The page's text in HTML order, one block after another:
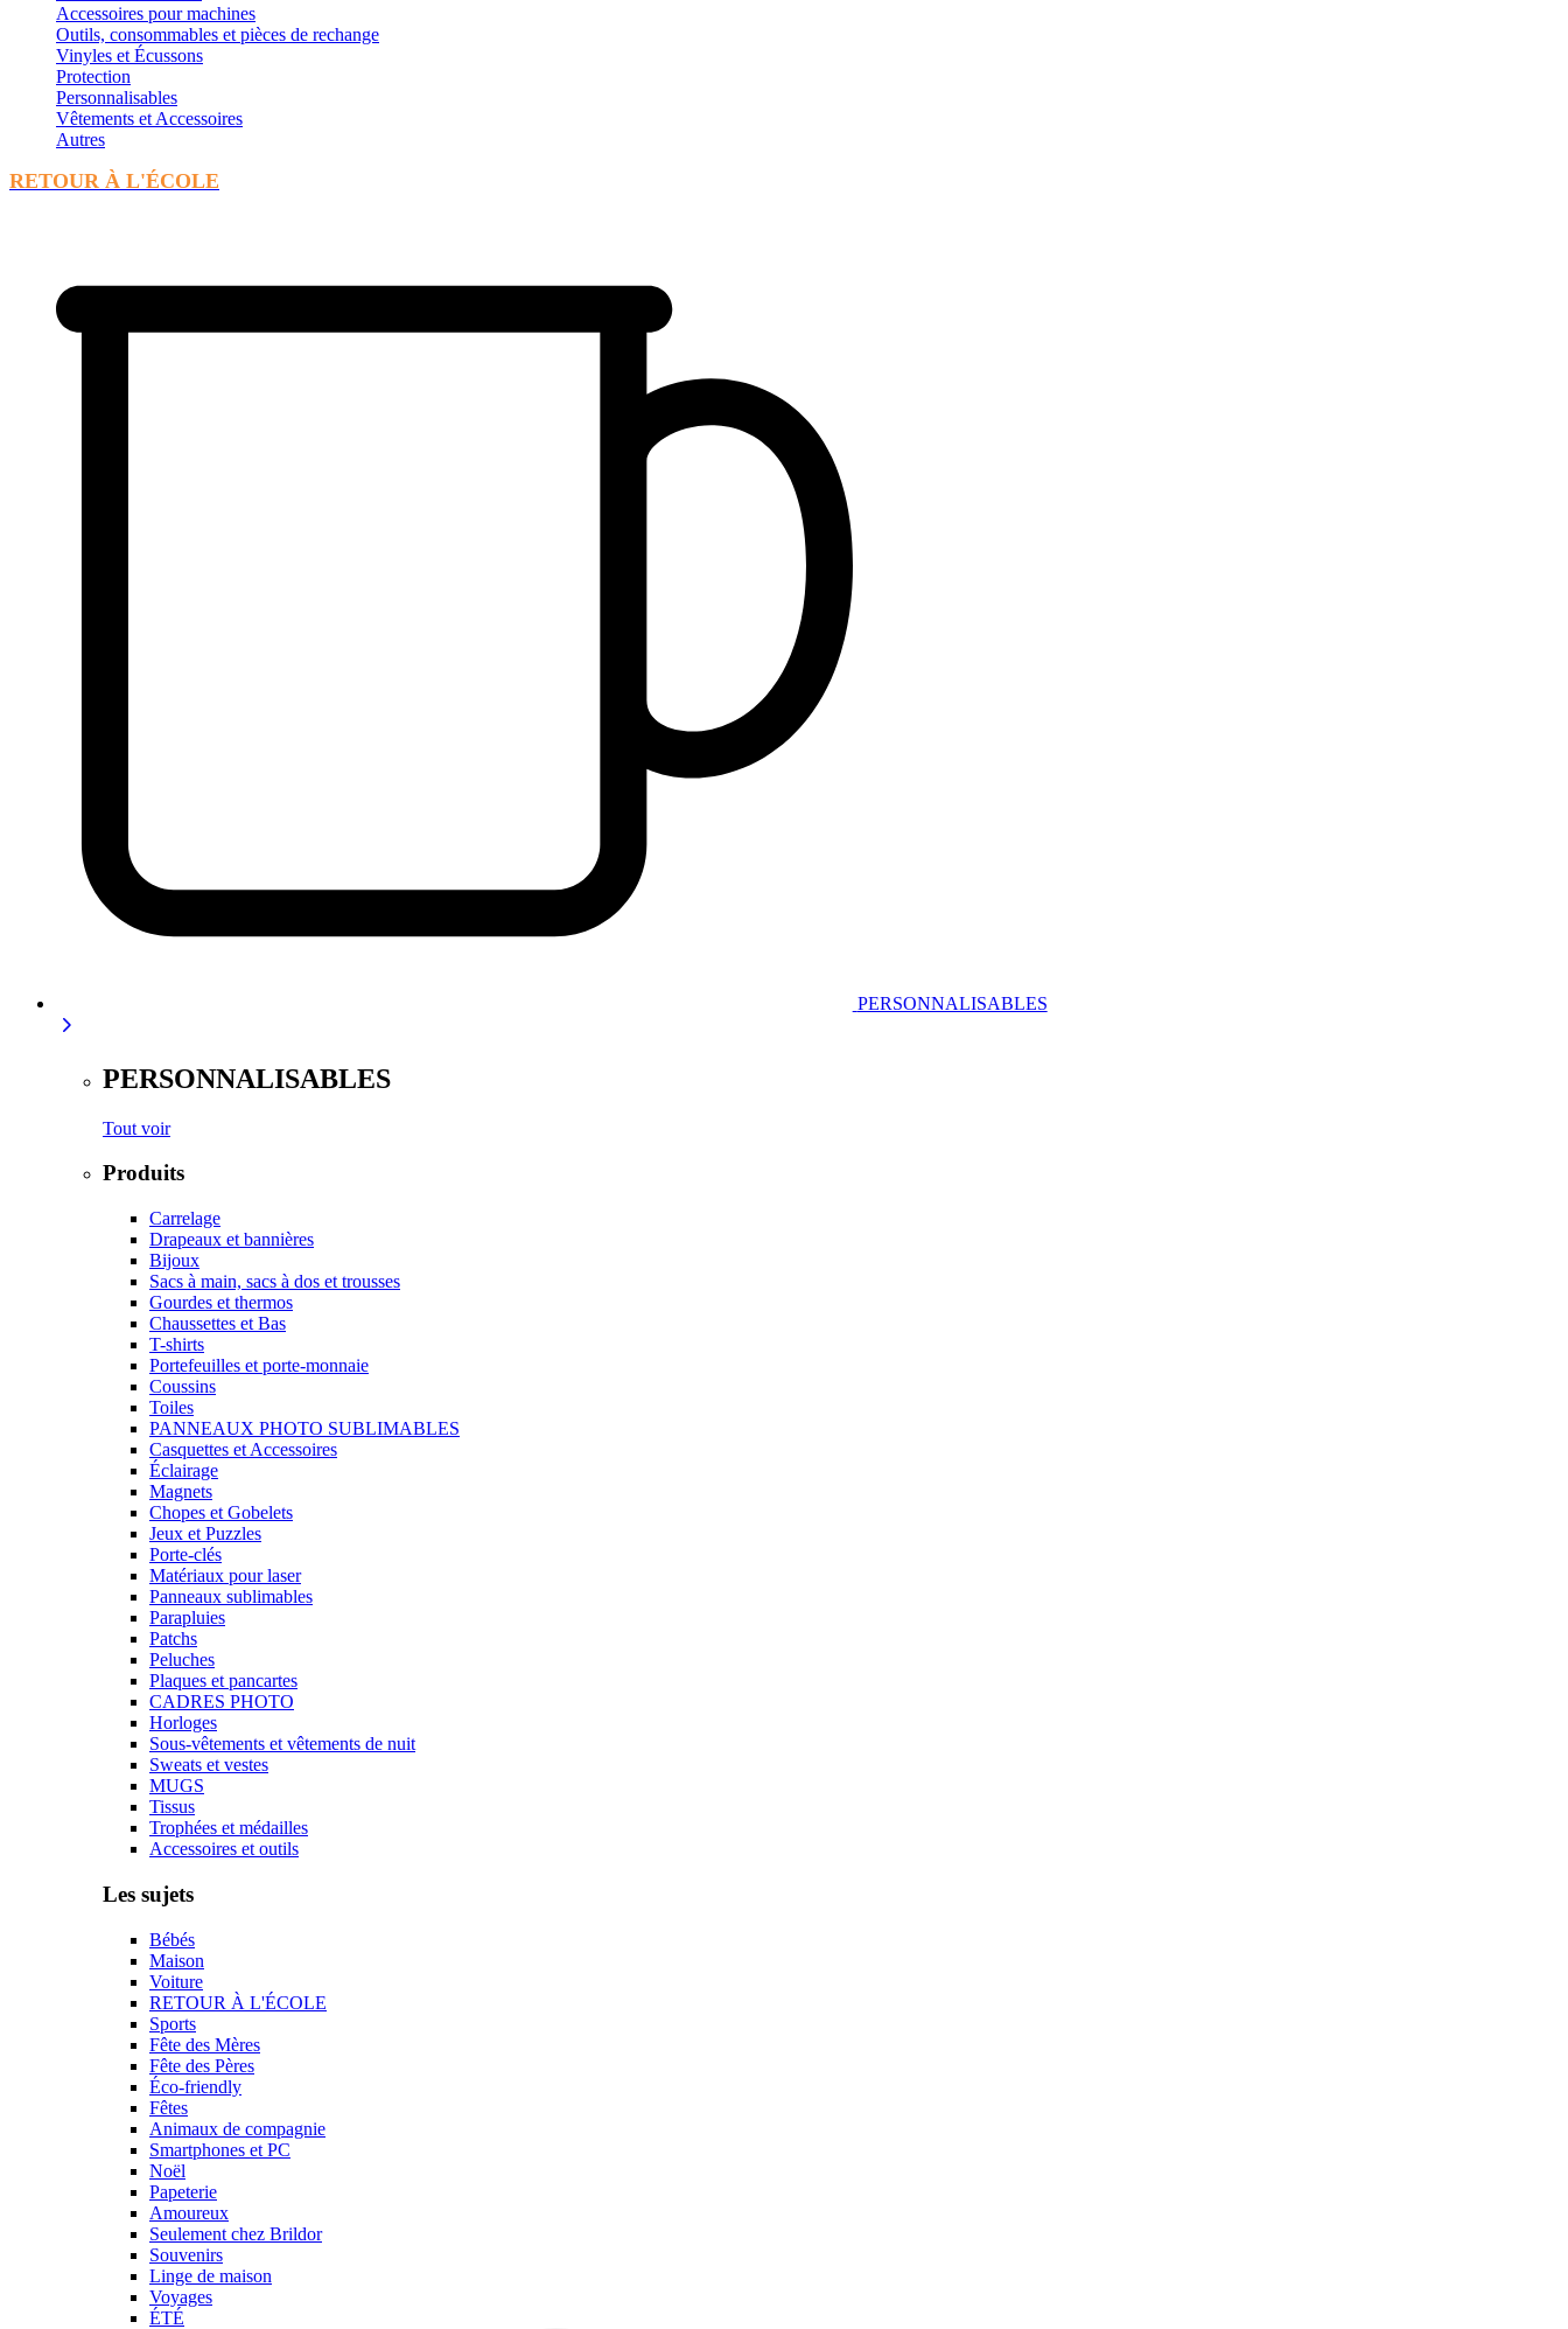
Accessoires pour machines
Outils, consommables et pièces de rechange
Vinyles et Écussons
Protection
Personnalisables
Vêtements et Accessoires
Autres
RETOUR À L'ÉCOLE
PERSONNALISABLES
PERSONNALISABLES
Tout voir
Produits
Carrelage
Drapeaux et bannières
Bijoux
Sacs à main, sacs à dos et trousses
Gourdes et thermos
Chaussettes et Bas
T-shirts
Portefeuilles et porte-monnaie
Coussins
Toiles
PANNEAUX PHOTO SUBLIMABLES
Casquettes et Accessoires
Éclairage
Magnets
Chopes et Gobelets
Jeux et Puzzles
Porte-clés
Matériaux pour laser
Panneaux sublimables
Parapluies
Patchs
Peluches
Plaques et pancartes
CADRES PHOTO
Horloges
Sous-vêtements et vêtements de nuit
Sweats et vestes
MUGS
Tissus
Trophées et médailles
Accessoires et outils
Les sujets
Bébés
Maison
Voiture
RETOUR À L'ÉCOLE
Sports
Fête des Mères
Fête des Pères
Éco-friendly
Fêtes
Animaux de compagnie
Smartphones et PC
Noël
Papeterie
Amoureux
Seulement chez Brildor
Souvenirs
Linge de maison
Voyages
ÉTÉ